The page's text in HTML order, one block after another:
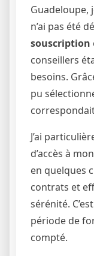
Guadeloupe,
n’ai pas été
souscription
conseillers
besoins.
pu
J’ai
d’accès à mon
en quelques
contrats et
sérénité.
période de
compté.